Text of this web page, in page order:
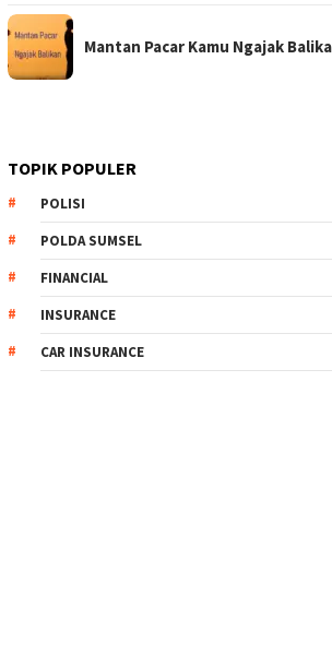
Mantan Pacar Kamu Ngajak
TOPIK POPULER
POLISI
POLDA SUMSEL
FINANCIAL
INSURANCE
CAR INSURANCE